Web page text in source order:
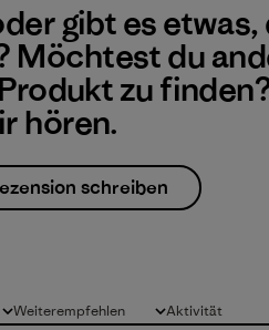
gibt es
Möchtest du
zu
hören.
schreiben
Weiterempfehlen
Alle Aktivität
Alle